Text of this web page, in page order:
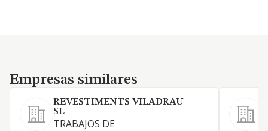
Empresas similares
Empresas similares
REVESTIMENTS VILADRAU
SL
TRABAJOS DE